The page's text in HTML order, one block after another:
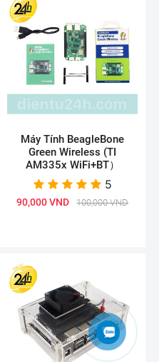
Máy Tính BeagleBone
Green Wireless (TI
AM335x WiFi+BT）
5
90,000 VND 100,000 VND